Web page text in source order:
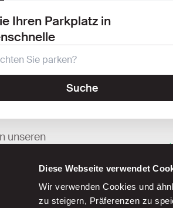
Diese Webseite verwendet
Wir verwenden Cookies und
zu steigern, Präferenzen zu
Ihren Parkplatz in
Suche
unseren